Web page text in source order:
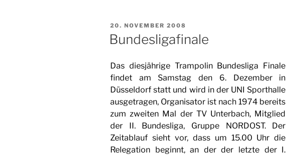
VERÖFFENTLICHT
AM
20. NOVEMBER 2008
Bundesligafinale
Das diesjährige Trampolin Bundesliga Finale
findet am Samstag den 6. Dezember in
Düsseldorf statt und wird in der UNI Sporthalle
ausgetragen, Organisator ist nach 1974 bereits
zum zweiten Mal der TV Unterbach, Mitglied
der II. Bundesliga, Gruppe NORDOST. Der
Zeitablauf sieht vor, dass um 15.00 Uhr die
Relegation beginnt, an der der letzte der I.